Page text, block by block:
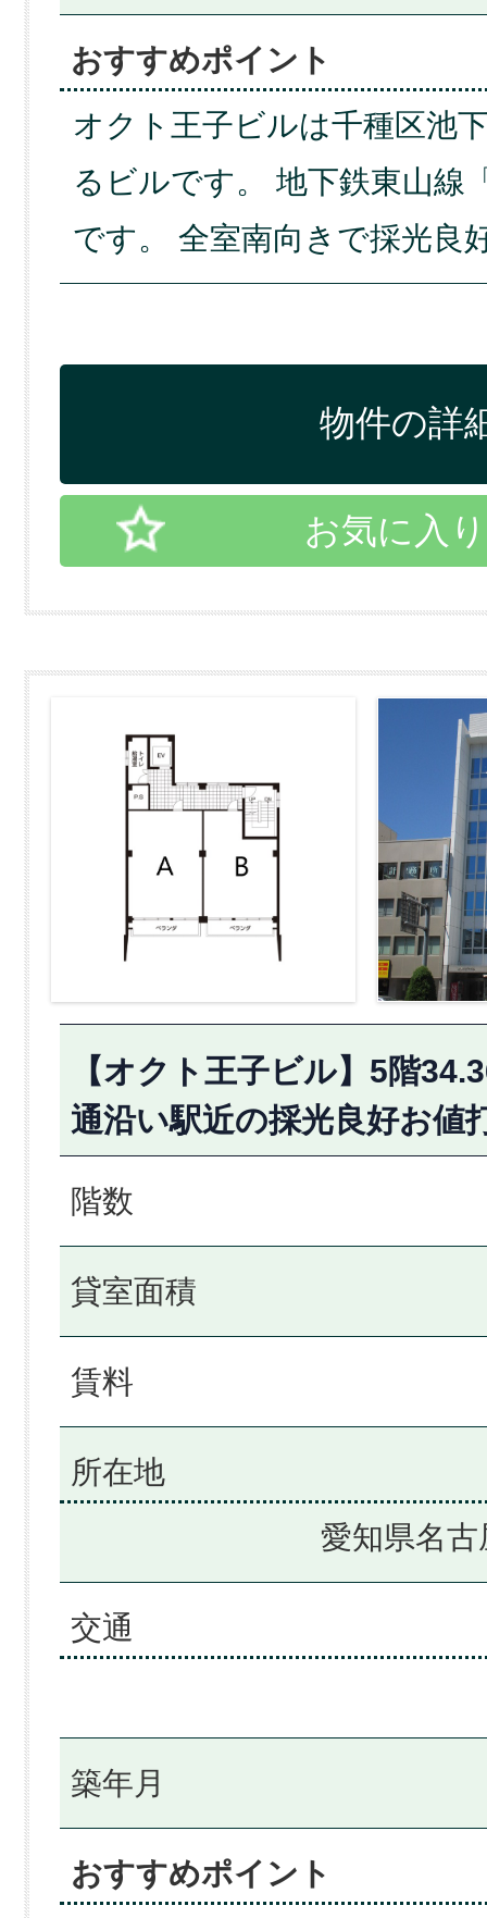
おすすめポイント
オクト王子ビルは千種区池
るビルです。 地下鉄東山線
です。 全室南向きで採光
物件の詳
お気に入
【オクト王子ビル】5階
通沿い駅近の採光良好お値
階数
貸室面積
賃料
所在地
愛知県名
交通
築年月
おすすめポイント